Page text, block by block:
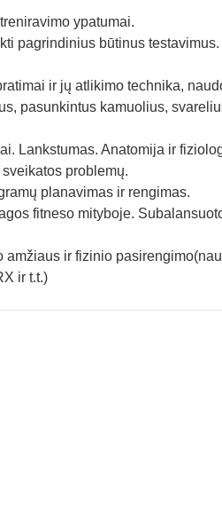
ypatumai.
pagrindinius būtinus
ir jų atlikimo technika,
pasunkintus kamuolius,
Lankstumas. Anatomija ir
problemų.
planavimas ir rengimas.
fitneso mityboje.
ir fizinio
ir t.t.)